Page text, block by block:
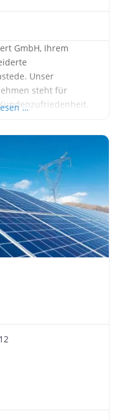
GmbH, Ihrem
Unser
steht für
Energien bieten wir
die perfekt
sind. SBS-Liepert
für Photovoltaik in
der effizientesten
Durch
…